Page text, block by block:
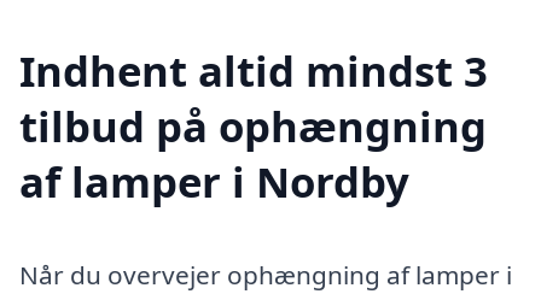
Indhent altid mindst 3
tilbud på ophængning
af lamper i Nordby
Når du overvejer ophængning af lamper i